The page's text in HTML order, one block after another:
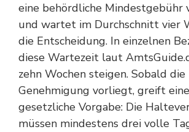
eine behördliche Mindestgebühr
und wartet im Durchschnitt vier
die Entscheidung. In einzelnen
diese Wartezeit laut
zehn Wochen steigen. Sobald die
Genehmigung vorliegt, greift
gesetzliche Vorgabe: Die
müssen mindestens drei volle